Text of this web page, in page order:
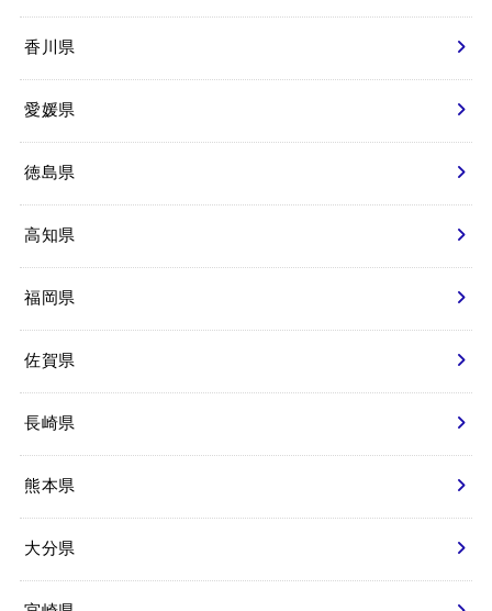
香川県
愛媛県
徳島県
高知県
福岡県
佐賀県
長崎県
熊本県
大分県